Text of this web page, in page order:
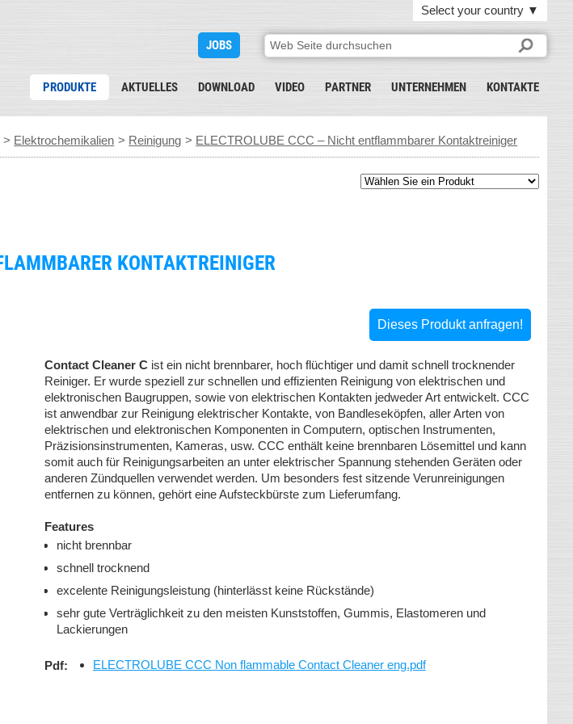
Select your country ▼
JOBS
PRODUKTE AKTUELLES DOWNLOAD VIDEO PARTNER UNTERNEHMEN KONTAKTE
> Elektrochemikalien > Reinigung > ELECTROLUBE CCC – Nicht entflammbarer Kontaktreiniger
KONTAKTREINIGER
Dieses Produkt anfragen!
Contact Cleaner Cist ein nicht brennbarer, hoch flüchtiger und damit schnell trocknender
Reiniger. Er wurde speziell zur schnellen und effizienten Reinigung von elektrischen und
elektronischen Baugruppen, sowie von elektrischen Kontakten jedweder Art entwickelt. CCC
ist anwendbar zur Reinigung elektrischer Kontakte, von Bandleseköpfen, aller Arten von
elektrischen und elektronischen Komponenten in Computern, optischen Instrumenten,
Präzisionsinstrumenten, Kameras, usw. CCC enthält keine brennbaren Lösemittel und kann
somit auch für Reinigungsarbeiten an unter elektrischer Spannung stehenden Geräten oder
anderen Zündquellen verwendet werden. Um besonders fest sitzende Verunreinigungen
entfernen zu können, gehört eine Aufsteckbürste zum Lieferumfang.
Features
nicht brennbar
schnell trocknend
excelente Reinigungsleistung (hinterlässt keine Rückstände)
sehr gute Verträglichkeit zu den meisten Kunststoffen, Gummis, Elastomeren und
Lackierungen
Pdf: ELECTROLUBE CCC Non flammable Contact Cleaner eng.pdf